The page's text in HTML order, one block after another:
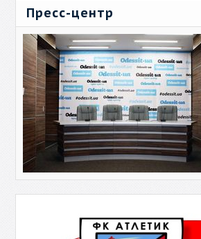
Пресс-центр